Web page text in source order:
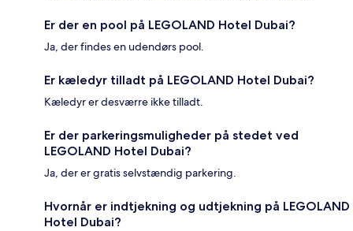
Er der en pool på LEGOLAND Hotel Dubai?
Ja, der findes en udendørs pool.
Er kæledyr tilladt på LEGOLAND Hotel Dubai?
Kæledyr er desværre ikke tilladt.
Er der parkeringsmuligheder på stedet ved
LEGOLAND Hotel Dubai?
Ja, der er gratis selvstændig parkering.
Hvornår er indtjekning og udtjekning på LEGOLAND
Hotel Dubai?